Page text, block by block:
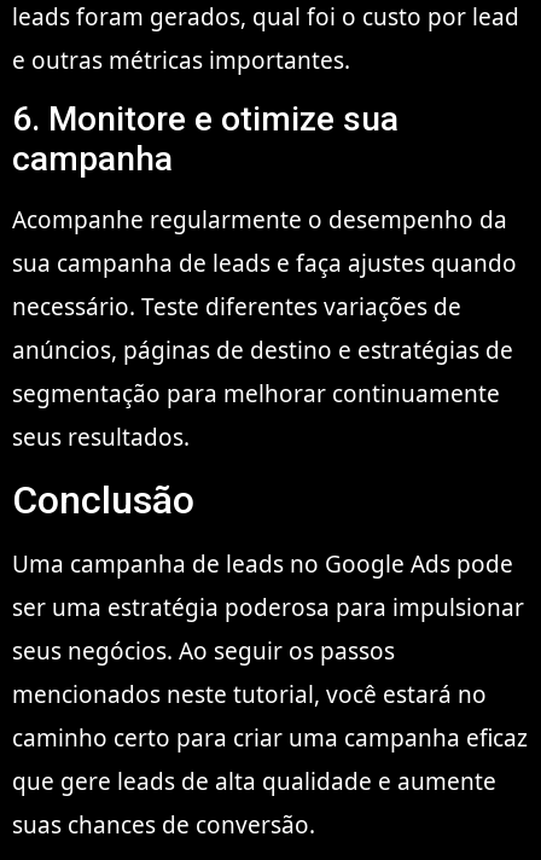
leads foram gerados, qual foi o custo por lead
e outras métricas importantes.
6. Monitore e otimize sua
campanha
Acompanhe regularmente o desempenho da
sua campanha de leads e faça ajustes quando
necessário. Teste diferentes variações de
anúncios, páginas de destino e estratégias de
segmentação para melhorar continuamente
seus resultados.
Conclusão
Uma campanha de leads no Google Ads pode
ser uma estratégia poderosa para impulsionar
seus negócios. Ao seguir os passos
mencionados neste tutorial, você estará no
caminho certo para criar uma campanha eficaz
que gere leads de alta qualidade e aumente
suas chances de conversão.